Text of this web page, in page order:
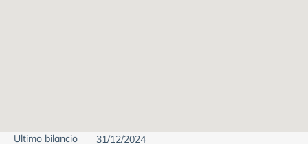
Ultimo bilancio
31/12/2024